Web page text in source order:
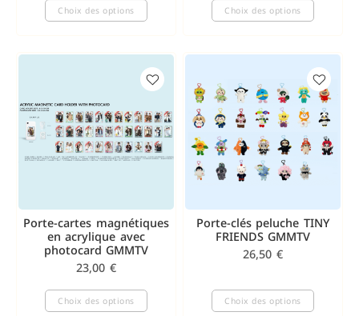
Choix des options Choix des options
Porte-cartes magnétiques
en acrylique avec
photocard GMMTV
23,00 €
Choix des options
Porte-clés peluche TINY
FRIENDS GMMTV
26,50 €
Choix des options